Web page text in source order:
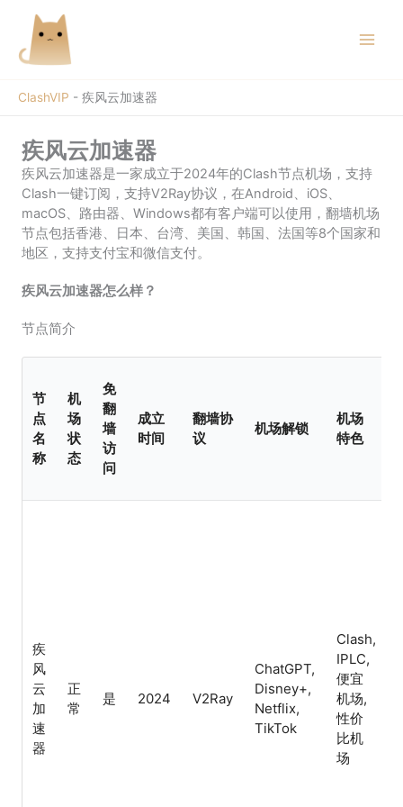
ClashVIP - 疾风云加速器
疾风云加速器
疾风云加速器是一家成立于2024年的Clash节点机场，支持
Clash一键订阅，支持V2Ray协议，在Android、iOS、
macOS、路由器、Windows都有客户端可以使用，翻墙机场
节点包括香港、日本、台湾、美国、韩国、法国等8个国家和
地区，支持支付宝和微信支付。
疾风云加速器怎么样？
节点简介
节
点
名
称
机
场
状
态
免
翻
墙
访
问
成立
时间
翻墙协
议
机场解锁
机场
特色
疾
风
云
加
速
器
正
常
是 2024 V2Ray
ChatGPT,
Disney+,
Netflix,
TikTok
Clash,
IPLC,
便宜
机场,
性价
比机
场